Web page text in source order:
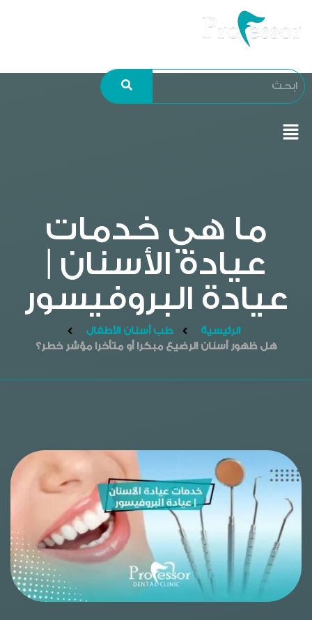
ما هي خدمات
عيادة الأسنان |
عيادة البروفيسور
الرئيسية
طب أسنان الأطفال
هل ظهور أسنان الرضيع مبكرا أو متأخرا مؤشر خطر؟